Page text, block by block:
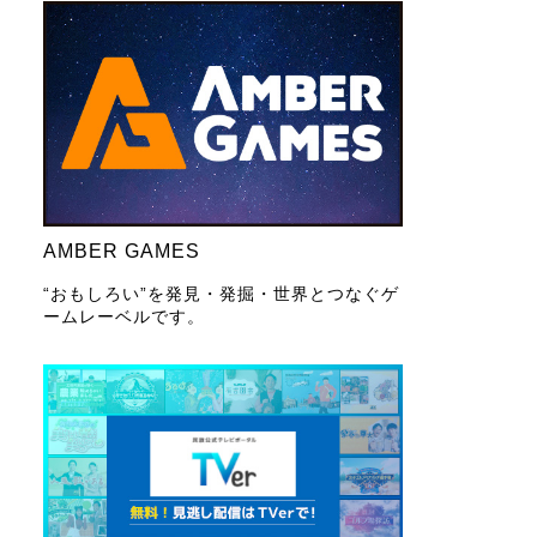
AMBER GAMES
“おもしろい”を発見・発掘・世界とつなぐゲ
ームレーベルです。